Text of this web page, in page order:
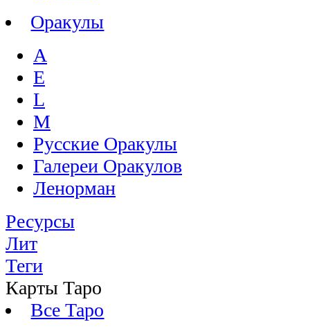
Оракулы
A
E
L
M
Русские Оракулы
Галереи Оракулов
Ленорман
Ресурсы
Лит
Теги
Карты Таро
Все Таро